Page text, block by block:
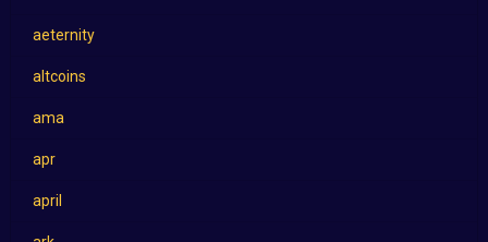
aeternity
altcoins
ama
apr
april